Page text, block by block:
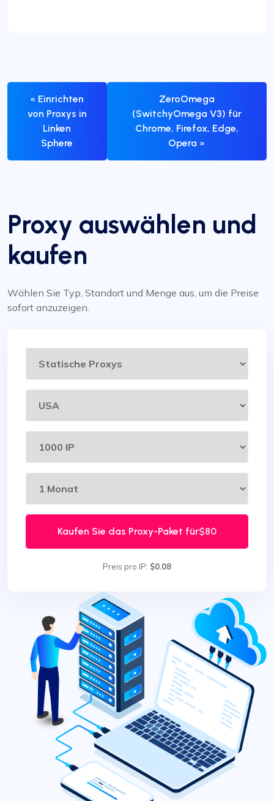
« Einrichten
von Proxys in
Linken
Sphere
ZeroOmega
(SwitchyOmega V3) für
Chrome, Firefox, Edge,
Opera »
Proxy auswählen und
kaufen
Wählen Sie Typ, Standort und Menge aus, um die Preise
sofort anzuzeigen.
Kaufen Sie das Proxy-Paket für$80
Preis pro IP: $0.08